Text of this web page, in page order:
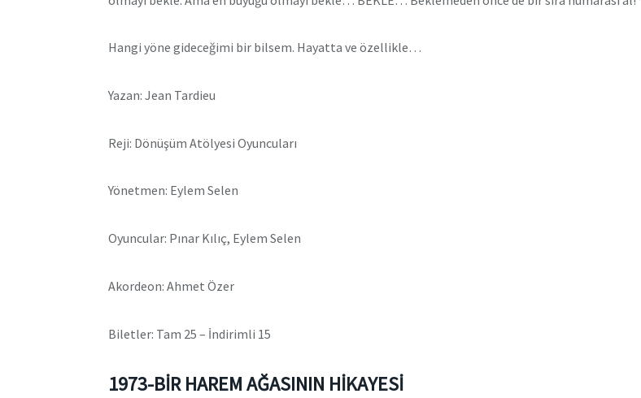
Hangi yöne gideceğimi bir bilsem. Hayatta ve özellikle…
Yazan: Jean Tardieu
Reji: Dönüşüm Atölyesi Oyuncuları
Yönetmen: Eylem Selen
Oyuncular: Pınar Kılıç, Eylem Selen
Akordeon: Ahmet Özer
Biletler: Tam 25 – İndirimli 15
1973-BİR HAREM AĞASININ HİKAYESİ